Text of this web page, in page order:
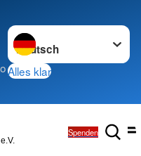
Sprache wechseln zu
Alles klar
Spenden